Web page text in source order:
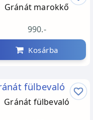
Gránát marokkő
990.-
Kosárba
Gránát fülbevaló